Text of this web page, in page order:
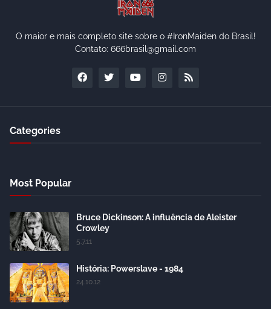
O maior e mais completo site sobre o #IronMaiden do Brasil!
Contato: 666brasil@gmail.com
Categories
Most Popular
Bruce Dickinson: A influência de Aleister
Crowley
5.7.11
História: Powerslave - 1984
24.10.12